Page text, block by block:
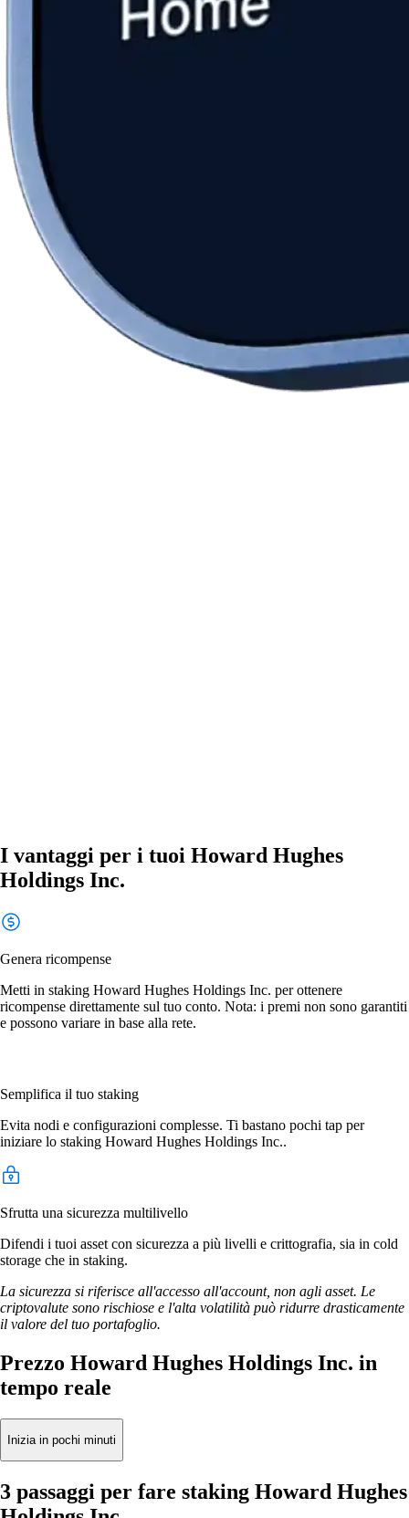
I vantaggi per i tuoi Howard Hughes
Holdings Inc.
Genera ricompense
Metti in staking Howard Hughes Holdings Inc. per ottenere
ricompense direttamente sul tuo conto. Nota: i premi non sono garantiti
e possono variare in base alla rete.
Semplifica il tuo staking
Evita nodi e configurazioni complesse. Ti bastano pochi tap per
iniziare lo staking Howard Hughes Holdings Inc..
Sfrutta una sicurezza multilivello
Difendi i tuoi asset con sicurezza a più livelli e crittografia, sia in cold
storage che in staking.
La sicurezza si riferisce all'accesso all'account, non agli asset. Le
criptovalute sono rischiose e l'alta volatilità può ridurre drasticamente
il valore del tuo portafoglio.
Prezzo Howard Hughes Holdings Inc. in
tempo reale
Inizia in pochi minuti
3 passaggi per fare staking Howard Hughes